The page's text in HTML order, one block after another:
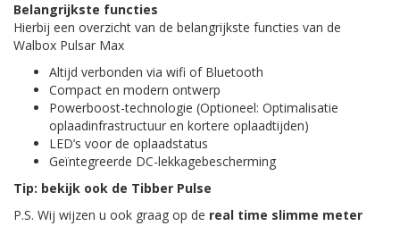
Belangrijkste functies
Hierbij een overzicht van de belangrijkste functies van de
Walbox Pulsar Max
Altijd verbonden via wifi of Bluetooth
Compact en modern ontwerp
Powerboost-technologie (Optioneel: Optimalisatie
oplaadinfrastructuur en kortere oplaadtijden)
LED’s voor de oplaadstatus
Geïntegreerde DC-lekkagebescherming
Tip: bekijk ook de Tibber Pulse
P.S. Wij wijzen u ook graag op de real time slimme meter